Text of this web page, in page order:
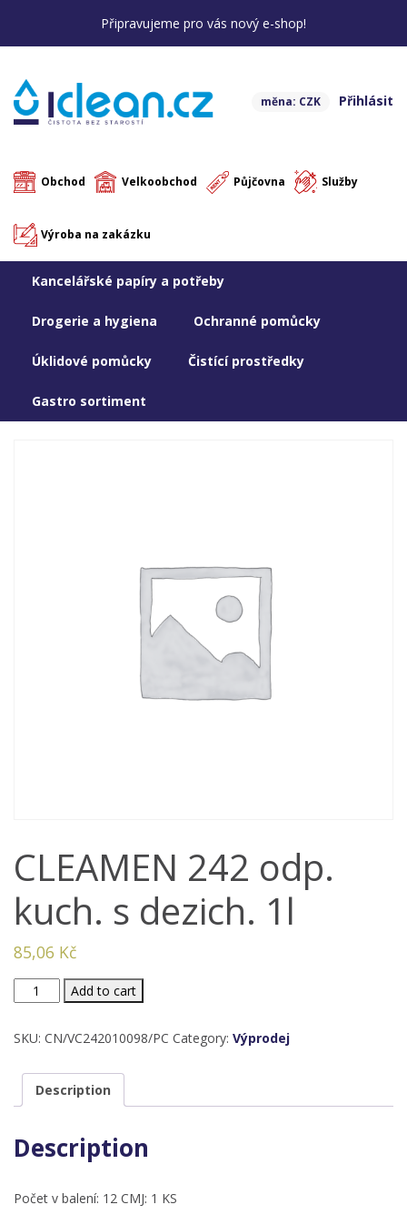
Připravujeme pro vás nový e-shop!
Přihlásit
měna: CZK
Obchod Velkoobchod Půjčovna Služby
Výroba na zakázku
Kancelářské papíry a potřeby
Drogerie a hygiena Ochranné pomůcky
Úklidové pomůcky Čistící prostředky
Gastro sortiment
CLEAMEN 242 odp.
kuch. s dezich. 1l
85,06 Kč
CLEAMEN
odp.
dezich.
1l
quantity
Add to cart
SKU: CN/VC242010098/PC Category: Výprodej
Description
Description
Počet v balení: 12 CMJ: 1 KS